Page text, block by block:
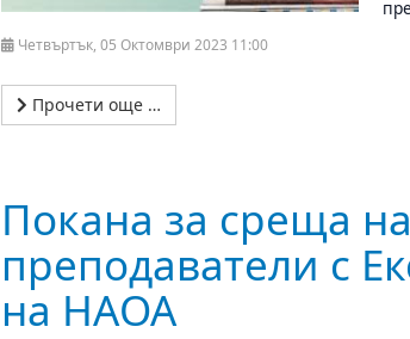
Четвъртък, 05 Октомври 2023 11:00
Прочети още …
Покана за среща на
преподаватели с
на НАОА